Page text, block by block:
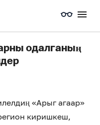
одалганың
«Арыг агаар»
киришкеш,